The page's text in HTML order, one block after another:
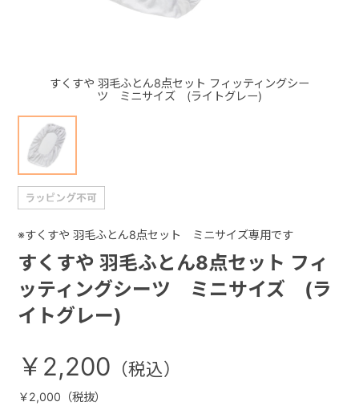
すくすや 羽毛ふとん8点セット フィッティングシー
ツ ミニサイズ (ライトグレー)
すくすや 羽毛ふとん8点セット フィ
ッティングシーツ ミニサイズ (ラ
イトグレー)
※すくすや 羽毛ふとん8点セット ミニサイズ専用です
￥2,200
￥2,000（税抜）